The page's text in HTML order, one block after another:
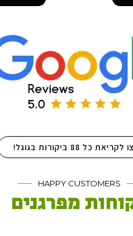
כל 88 ביקורות בגוגל!
HAPPY CUSTOMERS
מפרגנים